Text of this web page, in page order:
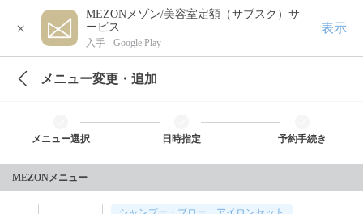
×
MEZONメゾン/美容室定額（サブスク）サ
ービス
入手 - Google Play
表示
メニュー変更・追加
メニュー選択 日時指定 予約手続き
MEZONメニュー